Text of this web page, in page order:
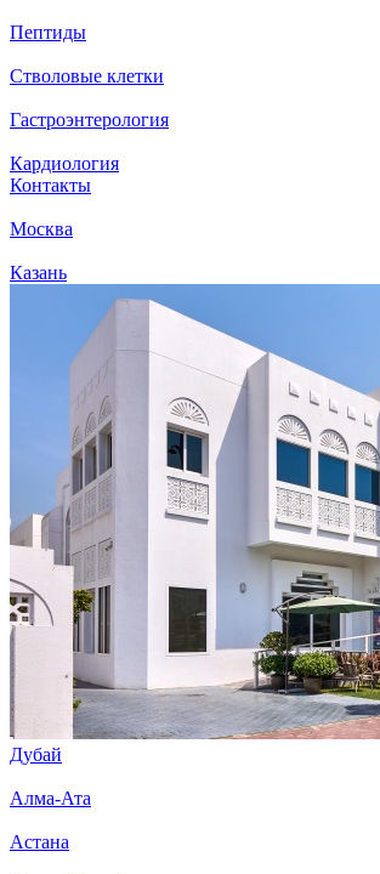
Пептиды
Стволовые клетки
Гастроэнтерология
Кардиология
Контакты
Москва
Казань
Дубай
Алма-Ата
Астана